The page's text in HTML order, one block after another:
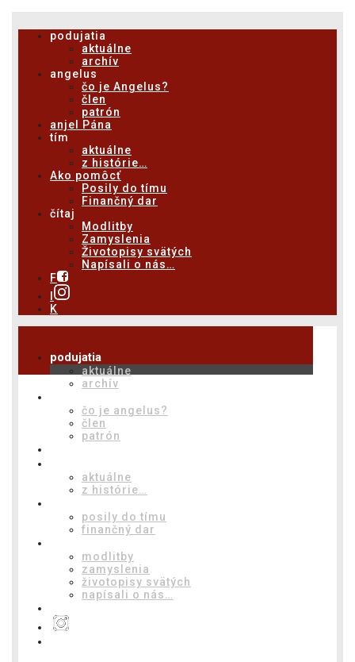
podujatia
aktuálne
archív
angelus
čo je Angelus?
člen
patrón
anjel Pána
tím
aktuálne
z histórie…
Ako pomôcť
Posily do tímu
Finančný dar
čítaj
Modlitby
Zamyslenia
Životopisy svätých
Napísali o nás…
F
K
podujatia
aktuálne
archív
čo je angelus?
člen
patrón
aktuálne
z histórie…
posily do tímu
finančný dar
modlitby
zamyslenia
životopisy svätých
napísali o nás…